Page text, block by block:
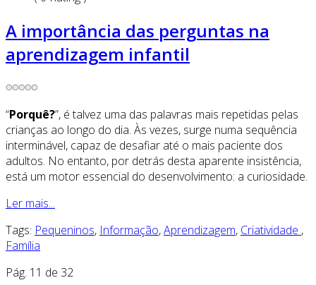
A importância das perguntas na
aprendizagem infantil
“Porquê?”, é talvez uma das palavras mais repetidas pelas
crianças ao longo do dia. Às vezes, surge numa sequência
interminável, capaz de desafiar até o mais paciente dos
adultos. No entanto, por detrás desta aparente insistência,
está um motor essencial do desenvolvimento: a curiosidade.
Ler mais...
Tags: Pequeninos, Informação,Aprendizagem, Criatividade ,
Família
Pág. 11 de 32